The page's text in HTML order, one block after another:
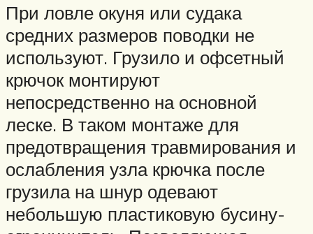
При ловле окуня или судака
средних размеров поводки не
используют. Грузило и офсетный
крючок монтируют
непосредственно на основной
леске. В таком монтаже для
предотвращения травмирования и
ослабления узла крючка после
грузила на шнур одевают
небольшую пластиковую бусину-